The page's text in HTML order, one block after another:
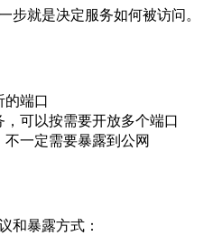
步就是决定服务如何被访问。
的端口
可以按需要开放多个端口
一定需要暴露到公网
和暴露方式：